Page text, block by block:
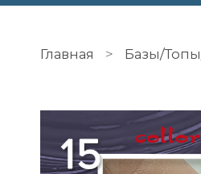
Главная Базы/